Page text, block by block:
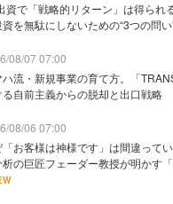
資で「戦略的リターン」は得られ
を無駄にしないための“3つの問い
08/07 07:00
ハ流・新規事業の育て方。「
る自前主義からの脱却と出口戦略
08/06 07:00
「お客様は神様です」は間違って
析の巨匠フェーダー教授が明かす